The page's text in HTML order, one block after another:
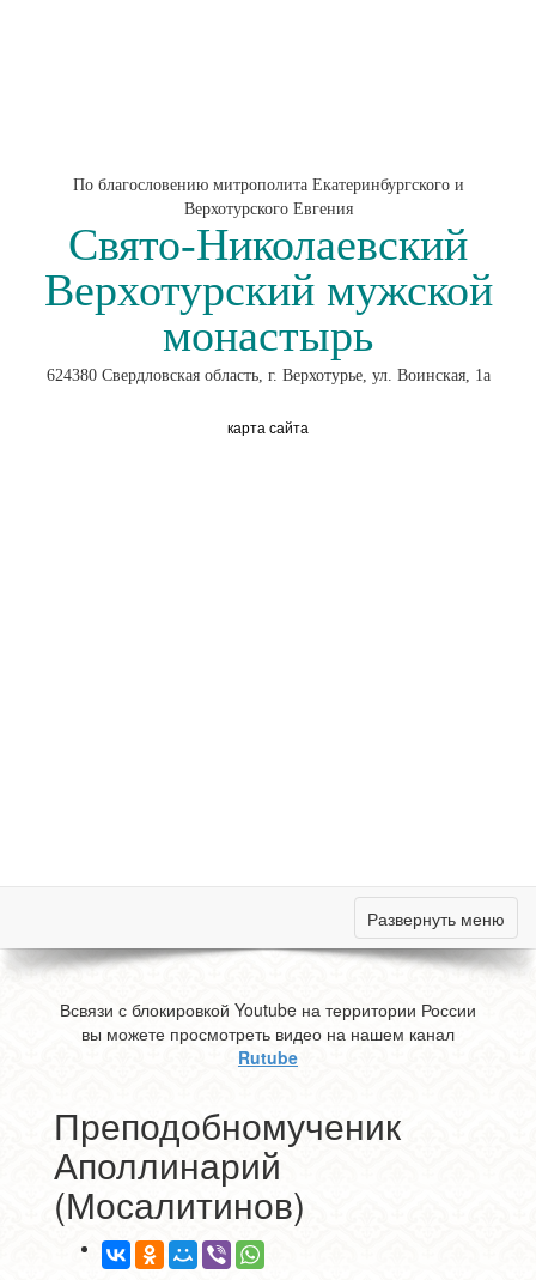
По благословению митрополита Екатеринбургского и
Верхотурского Евгения
Свято-Николаевский
Верхотурский мужской
монастырь
624380 Свердловская область, г. Верхотурье, ул. Воинская, 1а
карта сайта
Развернуть меню
Всвязи с блокировкой Youtube на территории России
вы можете просмотреть видео на нашем канал
Rutube
Преподобномученик
Аполлинарий
(Мосалитинов)